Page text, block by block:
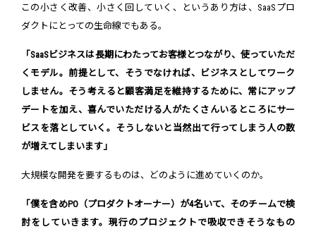
この小さく改善、小さく回していく、というあり方は、SaaSプロ
ダクトにとっての生命線でもある。
「SaaSビジネスは長期にわたってお客様とつながり、使っていただ
くモデル。前提として、そうでなければ、ビジネスとしてワーク
しません。そう考えると顧客満足を維持するために、常にアップ
デートを加え、喜んでいただける人がたくさんいるところにサー
ビスを落としていく。そうしないと当然出て行ってしまう人の数
が増えてしまいます」
大規模な開発を要するものは、どのように進めていくのか。
「僕を含めPO（プロダクトオーナー）が4名いて、そのチームで検
討をしていきます。現行のプロジェクトで吸収できそうなもの